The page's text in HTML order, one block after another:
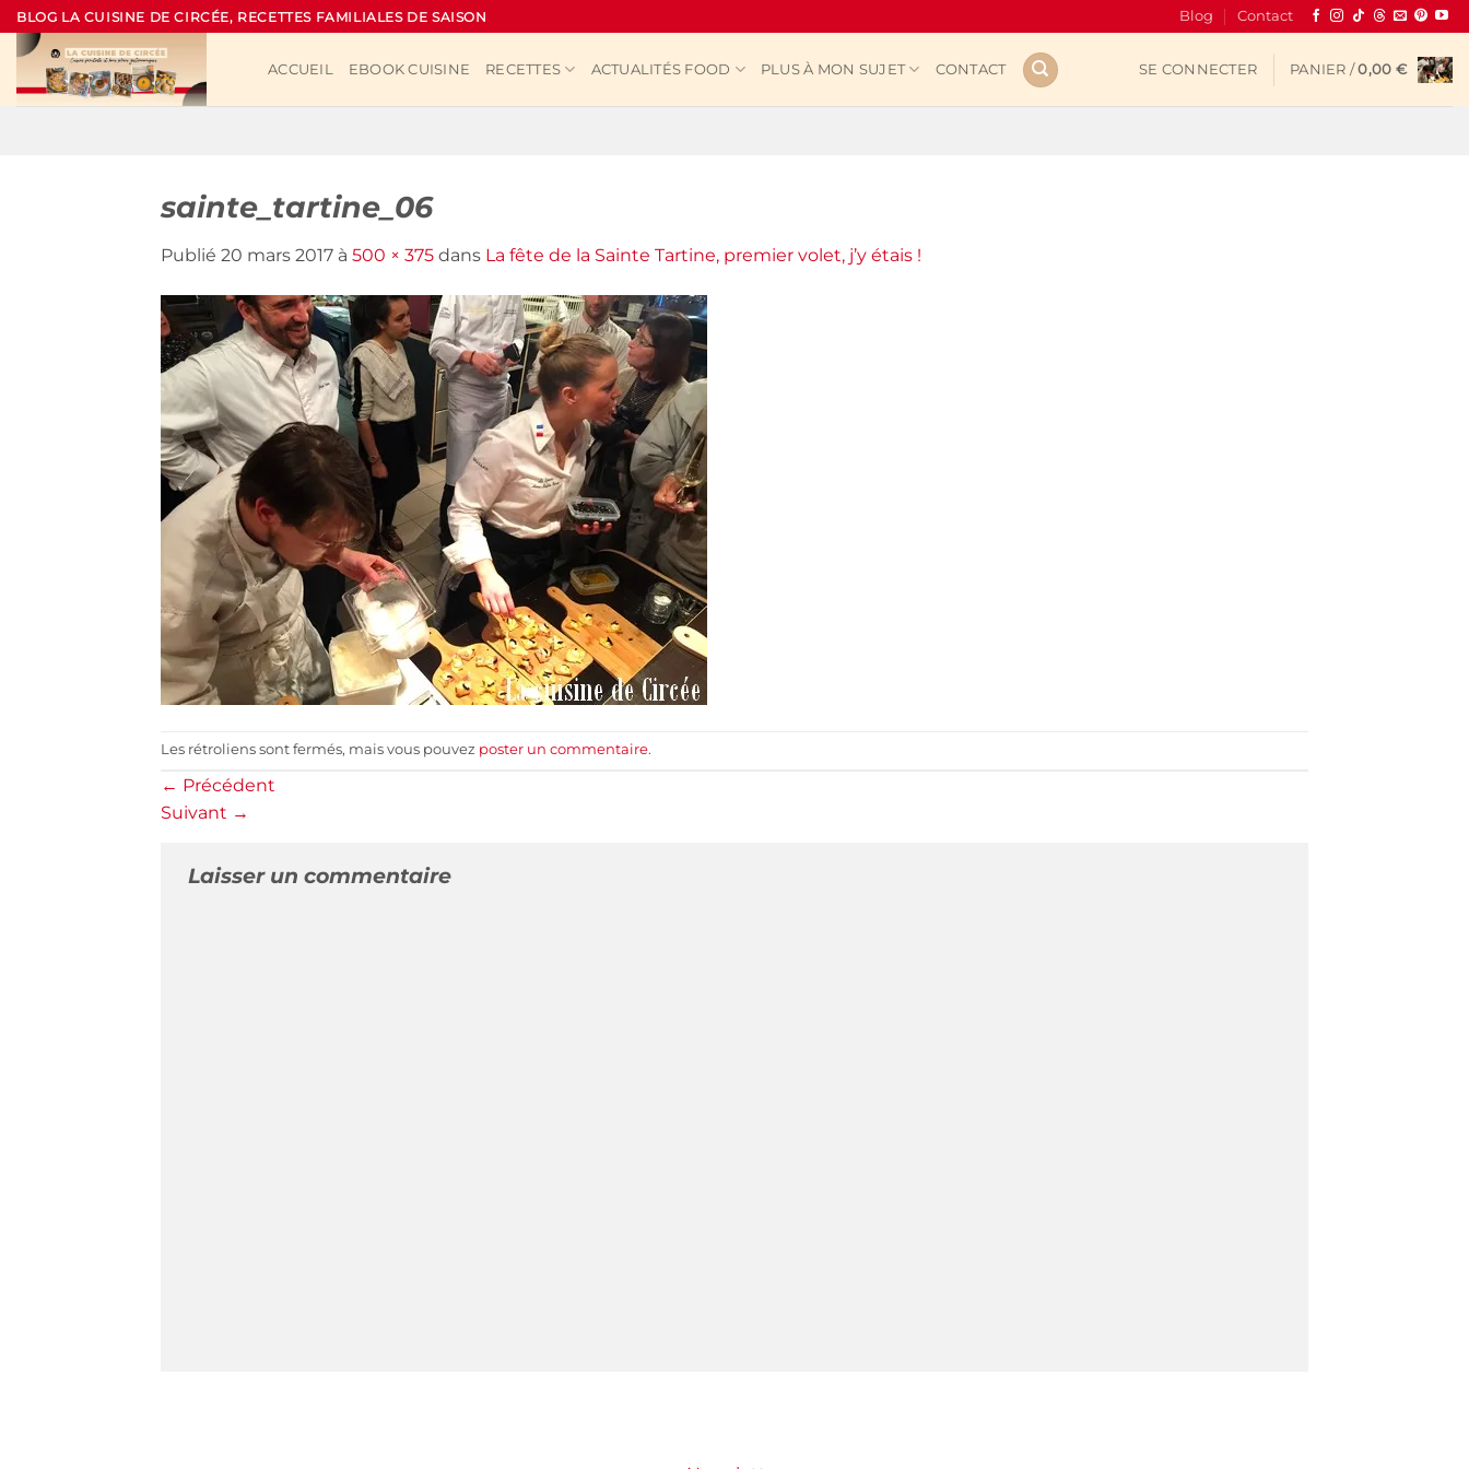
Passer
au
contenu
BLOG LA CUISINE DE CIRCÉE, RECETTES FAMILIALES DE SAISON Blog Contact
ACCUEIL EBOOK CUISINE RECETTES ACTUALITÉS FOOD PLUS À MON SUJET CONTACT SE CONNECTER PANIER /0,00 €
sainte_tartine_06
Publié 20 mars 2017 à 500 × 375 dans La fête de la Sainte Tartine, premier volet, j’y étais !
Les rétroliens sont fermés, mais vous pouvez poster un commentaire.
← Précédent
Suivant →
Laisser un commentaire